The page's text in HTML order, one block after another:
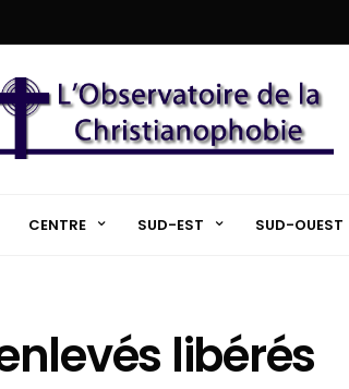
CENTRE SUD-EST SUD-OUEST
libérés